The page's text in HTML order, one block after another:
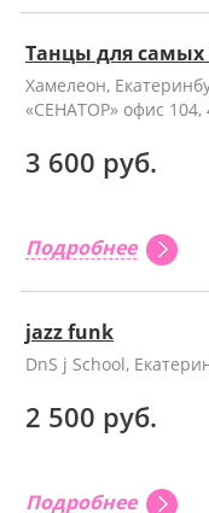
Танцы для самых
Хамелеон,
«СЕНАТОР» офис 104,
3 600 руб.
Подробнее
jazz funk
DnS j School,
2 500 руб.
Подробнее